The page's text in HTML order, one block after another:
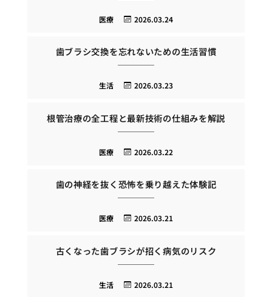
2026.03.24
医療
歯ブラシ交換を忘れないための生活習慣
2026.03.23
生活
根管治療の全工程と最新技術の仕組みを解説
2026.03.22
医療
歯の神経を抜く恐怖を乗り越えた体験記
2026.03.21
医療
古くなった歯ブラシが招く病気のリスク
2026.03.21
生活